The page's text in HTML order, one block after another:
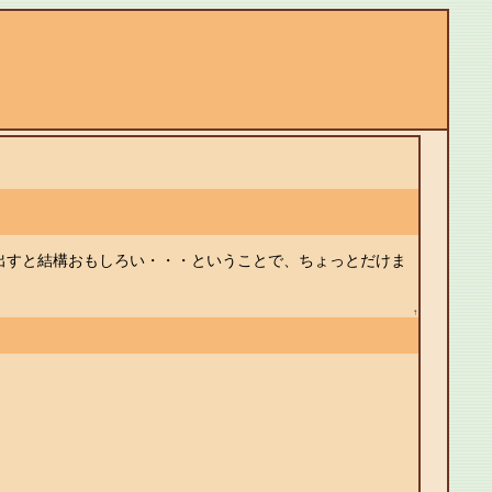
と結構おもしろい・・・ということで、ちょっとだけま
↑